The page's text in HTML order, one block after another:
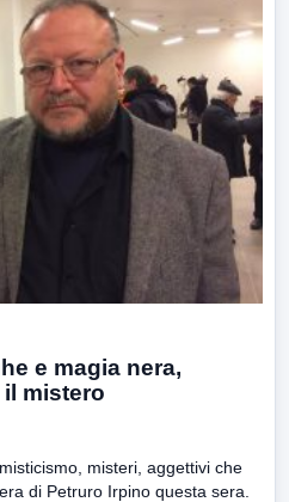
e magia nera,
mistero
misteri, aggettivi che
di Petruro Irpino questa sera.